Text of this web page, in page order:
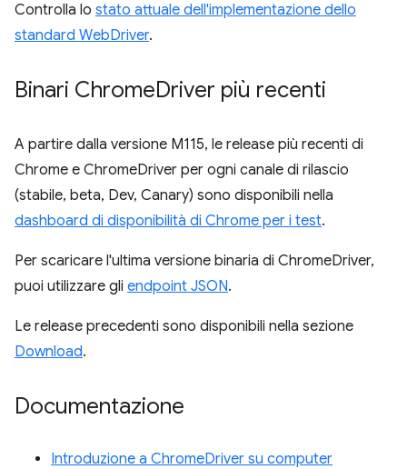
Controlla lo stato attuale dell'implementazione dello
standard WebDriver.
Binari ChromeDriver più recenti
A partire dalla versione M115, le release più recenti di
Chrome e ChromeDriver per ogni canale di rilascio
(stabile, beta, Dev, Canary) sono disponibili nella
dashboard di disponibilità di Chrome per i test.
Per scaricare l'ultima versione binaria di ChromeDriver,
puoi utilizzare gli endpoint JSON.
Le release precedenti sono disponibili nella sezione
Download.
Documentazione
Introduzione a ChromeDriver su computer